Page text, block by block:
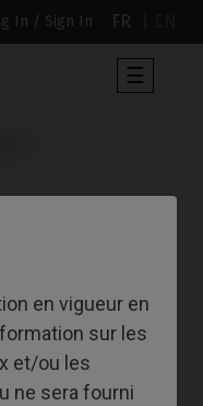
en vigueur en
sur les
et/ou les
ne sera fourni
In / Sign In FR
Toggle
☰